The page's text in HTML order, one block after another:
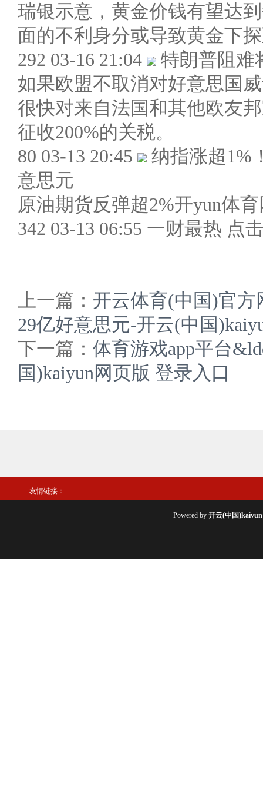
瑞银示意，黄金价钱有望达
面的不利身分或导致黄金下
292 03-16 21:04
特朗普阻难
如果欧盟不取消对好意思国
很快对来自法国和其他欧友
征收200%的关税。
80 03-13 20:45
纳指涨超1%
意思元
原油期货反弹超2%开yun体
342 03-13 06:55 一财最热 点
上一篇： 开云体育(中国)官
29亿好意思元-开云(中国
下一篇： 体育游戏app平台
国)kaiyun网页版 登录入口
友情链接：
Powered by 开云(中国